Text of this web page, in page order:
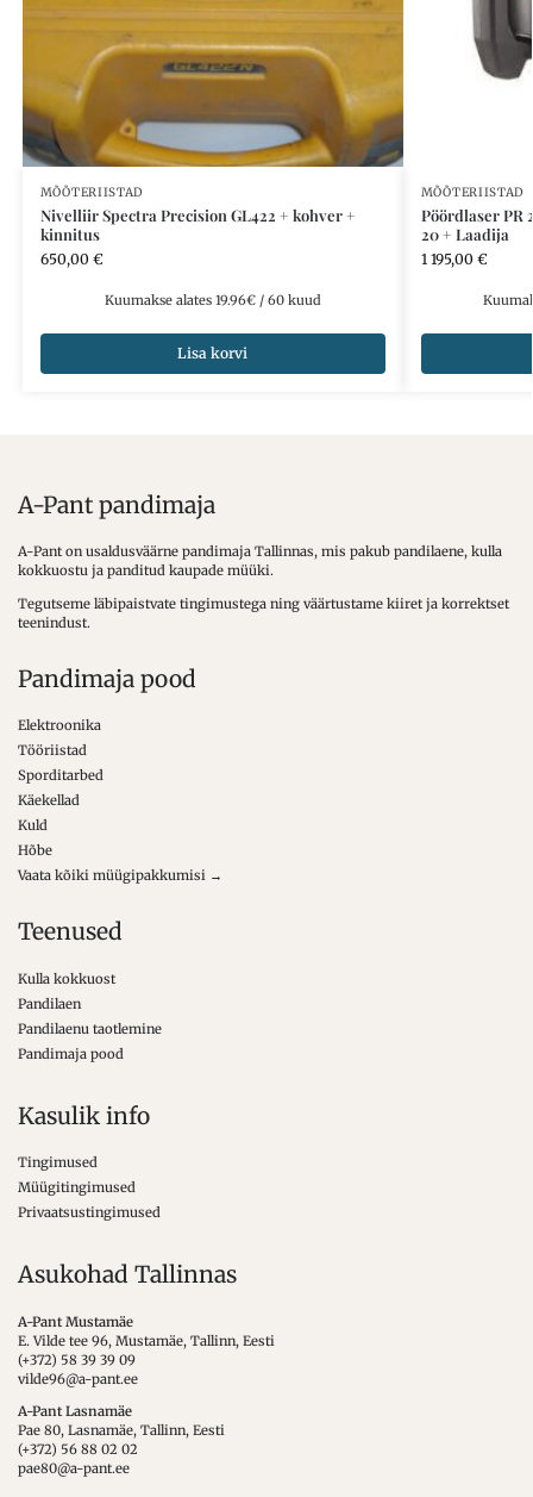
MÕÕTERIISTAD
Nivelliir Spectra Precision GL422 + kohver +
kinnitus
650,00 €
Kuumakse alates 19.96€ / 60 kuud
Lisa korvi
MÕÕTERIISTAD
Pöördlaser PR
20 + Laadija
1 195,00 €
A-Pant pandimaja
A-Pant on usaldusväärne pandimaja Tallinnas, mis pakub pandilaene, kulla
kokkuostu ja panditud kaupade müüki.
Tegutseme läbipaistvate tingimustega ning väärtustame kiiret ja korrektset
teenindust.
Pandimaja pood
Elektroonika
Tööriistad
Sporditarbed
Käekellad
Kuld
Hõbe
Vaata kõiki müügipakkumisi →
Teenused
Kulla kokkuost
Pandilaen
Pandilaenu taotlemine
Pandimaja pood
Kasulik info
Tingimused
Müügitingimused
Privaatsustingimused
Asukohad Tallinnas
A-Pant Mustamäe
E. Vilde tee 96, Mustamäe, Tallinn, Eesti
(+372) 58 39 39 09
vilde96@a-pant.ee
A-Pant Lasnamäe
Pae 80, Lasnamäe, Tallinn, Eesti
(+372) 56 88 02 02
pae80@a-pant.ee